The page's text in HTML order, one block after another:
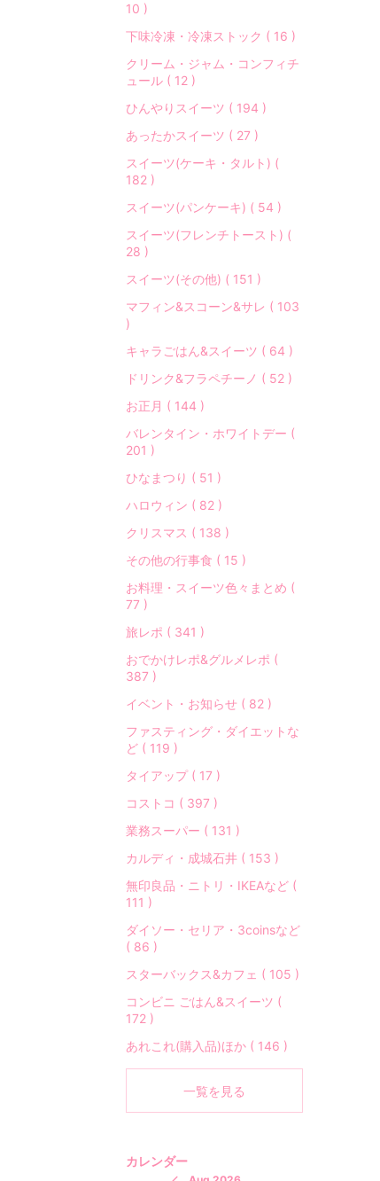
10 )
下味冷凍・冷凍ストック ( 16 )
クリーム・ジャム・コンフィチ
ュール ( 12 )
ひんやりスイーツ ( 194 )
あったかスイーツ ( 27 )
スイーツ(ケーキ・タルト) (
182 )
スイーツ(パンケーキ) ( 54 )
スイーツ(フレンチトースト) (
28 )
スイーツ(その他) ( 151 )
マフィン&スコーン&サレ ( 103
)
キャラごはん&スイーツ ( 64 )
ドリンク&フラペチーノ ( 52 )
お正月 ( 144 )
バレンタイン・ホワイトデー (
201 )
ひなまつり ( 51 )
ハロウィン ( 82 )
クリスマス ( 138 )
その他の行事食 ( 15 )
お料理・スイーツ色々まとめ (
77 )
旅レポ ( 341 )
おでかけレポ&グルメレポ (
387 )
イベント・お知らせ ( 82 )
ファスティング・ダイエットな
ど ( 119 )
タイアップ ( 17 )
コストコ ( 397 )
業務スーパー ( 131 )
カルディ・成城石井 ( 153 )
無印良品・ニトリ・IKEAなど (
111 )
ダイソー・セリア・3coinsなど
( 86 )
スターバックス&カフェ ( 105 )
コンビニ ごはん&スイーツ (
172 )
あれこれ(購入品)ほか ( 146 )
一覧を見る
カレンダー